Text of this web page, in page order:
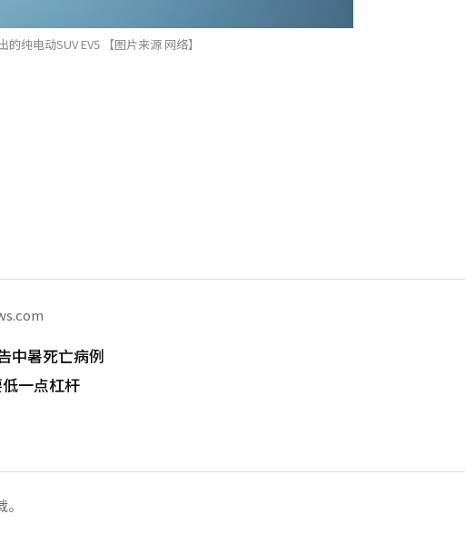
的纯电动SUV EV5 【图片来源 网络】
中暑死亡病例
一点杠杆